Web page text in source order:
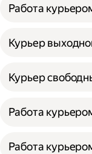
Работа
Курьер
Курьер
Работа
Работа